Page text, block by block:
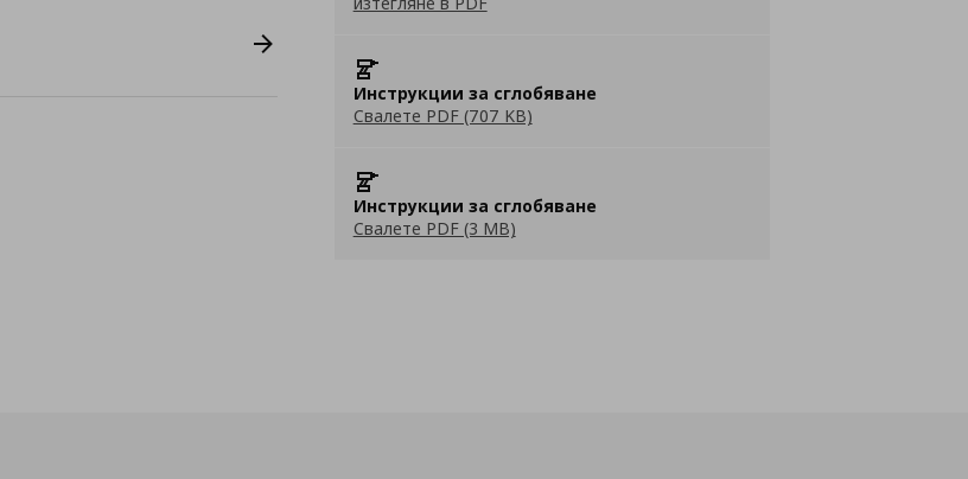
Инструкции за сглобяване
Свалете PDF (707 KB)
Инструкции за сглобяване
Свалете PDF (3 MB)